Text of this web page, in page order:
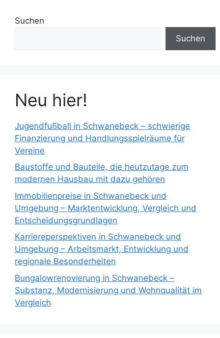
Suchen
Suchen
Neu hier!
Jugendfußball in Schwanebeck – schwierige
Finanzierung und Handlungsspielräume für
Vereine
Baustoffe und Bauteile, die heutzutage zum
modernen Hausbau mit dazu gehören
Immobilienpreise in Schwanebeck und
Umgebung – Marktentwicklung, Vergleich und
Entscheidungsgrundlagen
Karriereperspektiven in Schwanebeck und
Umgebung – Arbeitsmarkt, Entwicklung und
regionale Besonderheiten
Bungalowrenovierung in Schwanebeck –
Substanz, Modernisierung und Wohnqualität im
Vergleich